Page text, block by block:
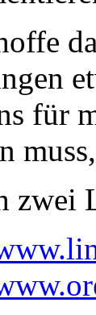
für
zwei